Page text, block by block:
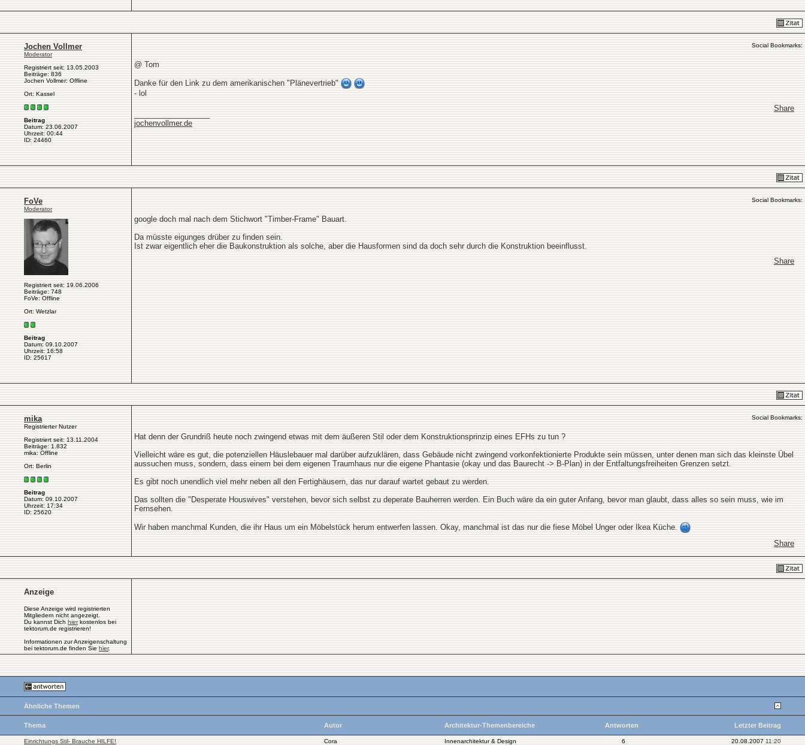
Jochen Vollmer
Moderator
Registriert seit: 13.05.2003
Beiträge: 836
Jochen Vollmer: Offline
Ort: Kassel
Beitrag
Datum: 23.06.2007
Uhrzeit: 00:44
ID: 24460
Social Bookmarks:
@ Tom
Danke für den Link zu dem amerikanischen "Plänevertrieb"
- lol
Share
jochenvollmer.de
FoVe
Moderator
Registriert seit: 19.06.2006
Beiträge: 748
FoVe: Offline
Ort: Wetzlar
Beitrag
Datum: 09.10.2007
Uhrzeit: 16:58
ID: 25617
Social Bookmarks:
google doch mal nach dem Stichwort "Timber-Frame" Bauart.
Da müsste eigunges drüber zu finden sein.
Ist zwar eigentlich eher die Baukonstruktion als solche, aber die Hausformen sind da doch sehr durch die Konstruktion beeinflusst.
Share
mika
Registrierter Nutzer
Registriert seit: 13.11.2004
Beiträge: 1.832
mika: Offline
Ort: Berlin
Beitrag
Datum: 09.10.2007
Uhrzeit: 17:34
ID: 25620
Social Bookmarks:
Hat denn der Grundriß heute noch zwingend etwas mit dem äußeren Stil oder dem Konstruktionsprinzip eines EFHs zu tun ?
Vielleicht wäre es gut, die potenziellen Häuslebauer mal darüber aufzuklären, dass Gebäude nicht zwingend vorkonfektionierte Produkte sein müssen, unter denen man sich das kleinste Übel
aussuchen muss, sondern, dass einem bei dem eigenen Traumhaus nur die eigene Phantasie (okay und das Baurecht -> B-Plan) in der Entfaltungsfreiheiten Grenzen setzt.
Es gibt noch unendlich viel mehr neben all den Fertighäusern, das nur darauf wartet gebaut zu werden.
Das sollten die "Desperate Houswives" verstehen, bevor sich selbst zu deperate Bauherren werden. Ein Buch wäre da ein guter Anfang, bevor man glaubt, dass alles so sein muss, wie im
Fernsehen.
Wir haben manchmal Kunden, die ihr Haus um ein Möbelstück herum entwerfen lassen. Okay, manchmal ist das nur die fiese Möbel Unger oder Ikea Küche.
Share
Anzeige
Diese Anzeige wird registrierten
Mitgliedern nicht angezeigt.
Du kannst Dich hierkostenlos bei
tektorum.de registrieren!
Informationen zur Anzeigenschaltung
bei tektorum.de finden Sie hier.
Ähnliche Themen
Thema Autor Architektur-Themenbereiche Antworten Letzter Beitrag
Einrichtungs Stil- Brauche HILFE! Cora Innenarchitektur & Design 6 20.08.2007 11:20